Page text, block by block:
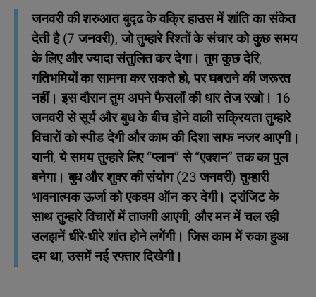
जनवरी की शरुआत बुद्ढ के वक्रि हाउस में शांति का संकेत
देती है (7 जनवरी), जो तुम्हारे रिश्तों के संचार को कुुछ समय
के लिए और ज्यादा संतुलित कर देगा। तुम कुछ देरि,
गतिभमियों का सामना कर सकते हो, पर घबराने की जरूरत
नहीं। इस दौरान तुम अपने फैसलों की धार तेज रखो। 16
जनवरी से सूर्य और बुध के बीच होने वाली सक्रियता तुम्हारे
विचारों को स्पीड देगी और काम की दिशा साफ नजर आएगी।
यानी, ये समय तुम्हारे लिए “प्लान” से “एक्शन” तक का पुल
बनेगा। बुध और शुक्‍र की संयोग (23 जनवरी) तुम्हारी
भावनात्मक ऊर्जा को एकदम ऑन कर देगी। ट्रांजिट के
साथ तुम्हारे विचारों में ताजगी आएगी, और मन में चल रही
उलझनें धीरे-धीरे शांत होने लगेंगी। जिस काम में रुका हुआ
दम था, उसमें नई रफ्तार दिखेगी।